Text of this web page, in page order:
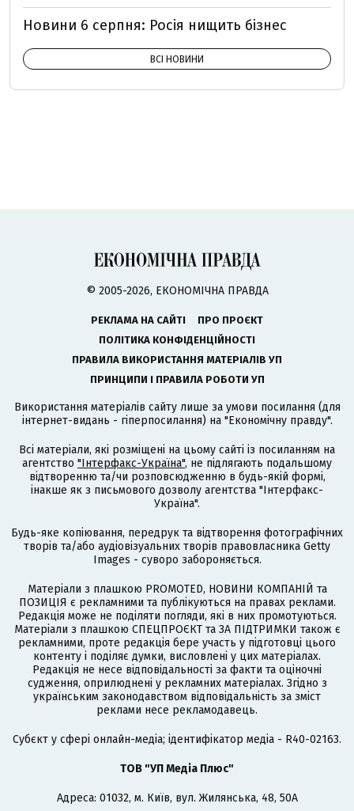
Новини 6 серпня: Росія нищить бізнес
ВСІ НОВИНИ
© 2005-2026, ЕКОНОМІЧНА ПРАВДА
РЕКЛАМА НА САЙТІ
ПРО ПРОЄКТ
ПОЛІТИКА КОНФІДЕНЦІЙНОСТІ
ПРАВИЛА ВИКОРИСТАННЯ МАТЕРІАЛІВ УП
ПРИНЦИПИ І ПРАВИЛА РОБОТИ УП
Використання матеріалів сайту лише за умови посилання (для
інтернет-видань - гіперпосилання) на "Економічну правду".
Всі матеріали, які розміщені на цьому сайті із посиланням на
агентство "Інтерфакс-Україна", не підлягають подальшому
відтворенню та/чи розповсюдженню в будь-якій формі,
інакше як з письмового дозволу агентства "Інтерфакс-
Україна".
Будь-яке копіювання, передрук та відтворення фотографічних
творів та/або аудіовізуальних творів правовласника Getty
Images - суворо забороняється.
Матеріали з плашкою PROMOTED, НОВИНИ КОМПАНІЙ та
ПОЗИЦІЯ є рекламними та публікуються на правах реклами.
Редакція може не поділяти погляди, які в них промотуються.
Матеріали з плашкою СПЕЦПРОЄКТ та ЗА ПІДТРИМКИ також є
рекламними, проте редакція бере участь у підготовці цього
контенту і поділяє думки, висловлені у цих матеріалах.
Редакція не несе відповідальності за факти та оціночні
судження, оприлюднені у рекламних матеріалах. Згідно з
українським законодавством відповідальність за зміст
реклами несе рекламодавець.
Cубєкт у сфері онлайн-медіа; ідентифікатор медіа - R40-02163.
ТОВ "УП Медіа Плюс"
Адреса: 01032, м. Київ, вул. Жилянська, 48, 50А